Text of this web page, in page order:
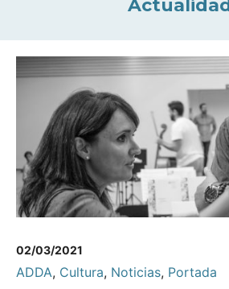
Actualidad
02/03/2021
ADDA, Cultura, Noticias, Portada